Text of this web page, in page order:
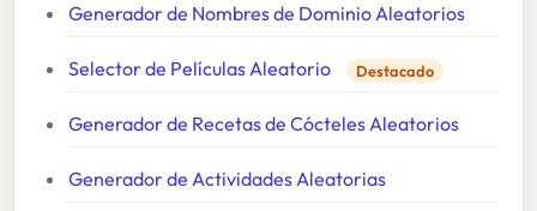
Generador de Nombres de Dominio Aleatorios
Selector de Películas Aleatorio Destacado
Generador de Recetas de Cócteles Aleatorios
Generador de Actividades Aleatorias